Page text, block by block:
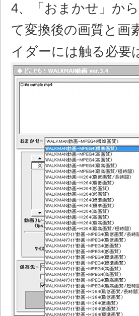
4、「おまかせ」か
て変換後の画質と画
イダーには触る必要